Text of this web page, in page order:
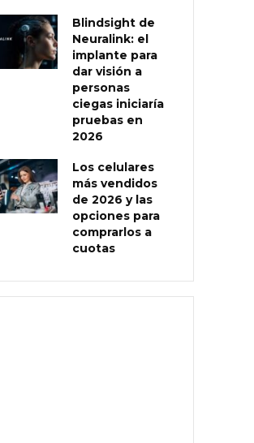
Blindsight de
Neuralink: el
implante para
dar visión a
personas
ciegas iniciaría
pruebas en
2026
Los celulares
más vendidos
de 2026 y las
opciones para
comprarlos a
cuotas